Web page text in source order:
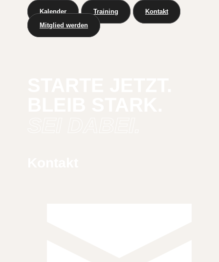
Kalender Training
Kontakt
Mitglied werden